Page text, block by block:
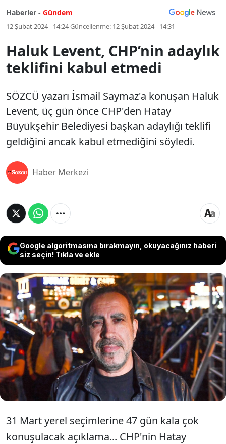
Haberler - Gündem
12 Şubat 2024 - 14:24Güncellenme: 12 Şubat 2024 - 14:31
Haluk Levent, CHP’nin adaylık
teklifini kabul etmedi
SÖZCÜ yazarı İsmail Saymaz'a konuşan Haluk
Levent, üç gün önce CHP'den Hatay
Büyükşehir Belediyesi başkan adaylığı teklifi
geldiğini ancak kabul etmediğini söyledi.
Haber Merkezi
Google algoritmasına bırakmayın, okuyacağınız haberi
siz seçin! Tıkla ve ekle
SÖZCÜ yazarı İsmail Saymaz'a konuşan
Haluk Levent, üç gün önce CHP'den Hatay
Büyükşehir Belediyesi başkan adaylığı
teklifi geldiğini ancak kabul etmediğini
söyledi.
31 Mart yerel seçimlerine 47 gün kala çok
konuşulacak açıklama... CHP'nin Hatay